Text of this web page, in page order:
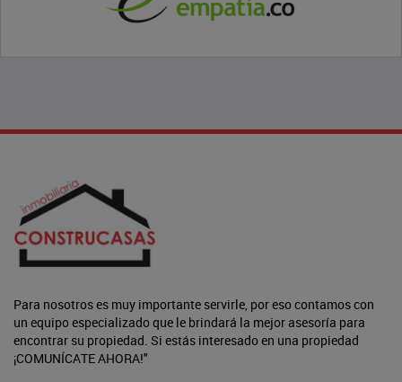
Para nosotros es muy importante servirle, por eso contamos con
un equipo especializado que le brindará la mejor asesoría para
encontrar su propiedad. Si estás interesado en una propiedad
¡COMUNÍCATE AHORA!"